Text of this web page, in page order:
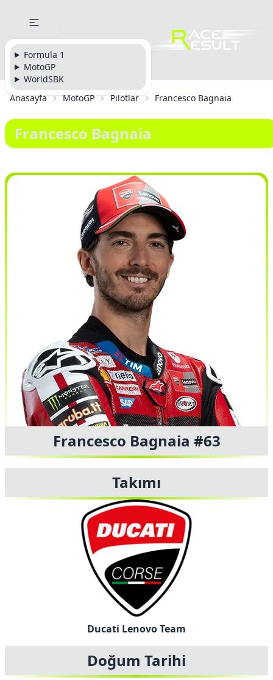
Formula 1
MotoGP
WorldSBK
Anasayfa
MotoGP Pilotlar Francesco Bagnaia
Francesco Bagnaia
Francesco Bagnaia #63
Takımı
Ducati Lenovo Team
Doğum Tarihi